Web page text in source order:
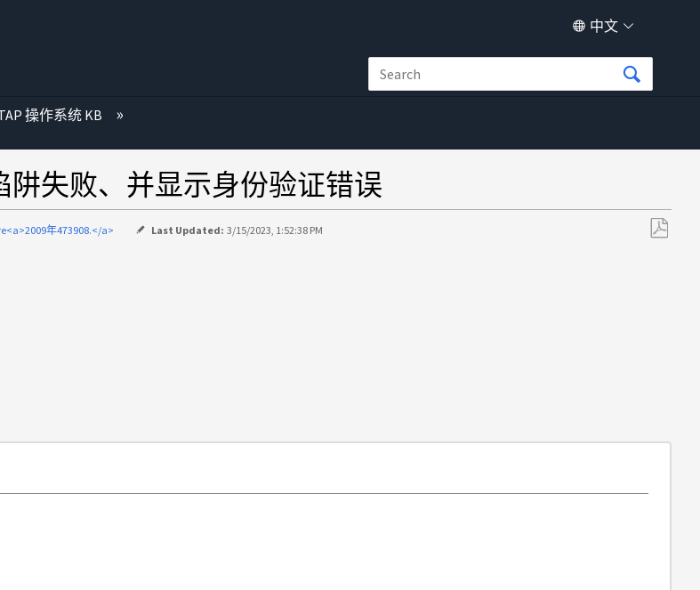
中文
操作系统 KB
阱失败、并显示身份验证错误
年473908.</a> Last Updated: 3/15/2023, 1:52:38 PM